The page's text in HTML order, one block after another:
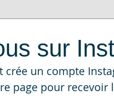
sur
crée un compte
page pour recevoir